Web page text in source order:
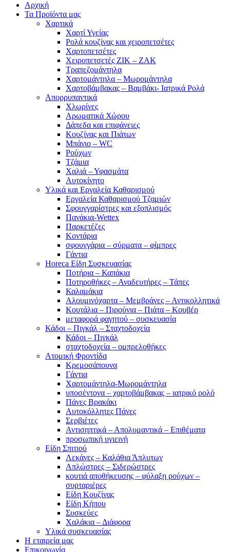
Αρχική
Τα Προϊόντα μας
Χαρτικά
Χαρτί Υγείας
Ρολά κουζίνας και χειροπετσέτες
Χαρτοπετσέτες
Χειροπετσετές ΖΙΚ – ΖΑΚ
Τραπεζομάντηλα
Χαρτομάντηλα – Μωρομάντηλα
Χαρτοβάμβακας – Βαμβάκι- Ιατρικά Ρολά
Απορρυπαντικά
Χλωρίνες
Αρωματικά Χώρου
Δάπεδα και επιφάνειες
Κουζίνας και Πιάτων
Μπάνιο – WC
Ρούχων
Τζάμια
Χαλιά – Υφασμάτα
Αυτοκίνητο
Υλικά και Εργαλεία Καθαρισμού
Εργαλεία Καθαρισμού Τζαμιών
Σφουγγαρίστρες και εξοπλισμός
Πανάκια-Wettex
Παρκετέζες
Κοντάρια
σφουγγάρια – σύρματα – φίμπρες
Γάντια
Horeca Είδη Συσκευασίας
Ποτήρια – Καπάκια
Ποτηροθήκες – Αναδευτήρες – Τάπες
Καλαμάκια
Αλουμινόχαρτα – Μεμβράνες – Αντικολλητικά
Κουτάλια – Πιρούνια – Πιάτα – Κουβέρ
μεταφορά φαγητού – συσκευασία
Κάδοι – Πιγκάλ – Σταχτοδοχεία
Κάδοι – Πιγκάλ
σταχτοδοχεία – ομπρελοθήκες
Ατομική Φροντίδα
Κρεμοσάπουνα
Γάντια
Χαρτομάντηλα-Μωρομάντηλα
υποσέντονα – χαρτοβάμβακας – ιατρικό ρολό
Πάνες Βρακάκι
Αυτοκόλλητες Πάνες
Σερβιέτες
Αντισηπτικά – Απολυμαντικά – Επιθέματα
προσωπική υγιεινή
Είδη Σπιτιού
Λεκάνες – Καλάθια Άπλυτων
Απλώστρες – Σιδερώστρες
κουτιά αποθήκευσης – φύλαξη ρούχων –
συρταριέρες
Είδη Κουζίνας
Είδη Κήπου
Συσκεύες
Χαλάκια – Διάφορα
Yλικά συσκευασίας
Η εταιρεία μας
Επικοινωνία